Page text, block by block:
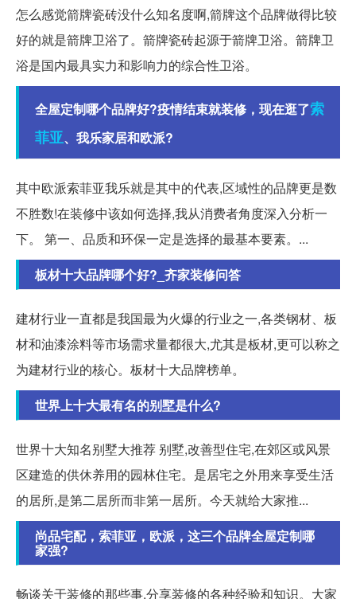
怎么感觉箭牌瓷砖没什么知名度啊,箭牌这个品牌做得比较
好的就是箭牌卫浴了。箭牌瓷砖起源于箭牌卫浴。箭牌卫
浴是国内最具实力和影响力的综合性卫浴。
全屋定制哪个品牌好?疫情结束就装修，现在逛了索
菲亚、我乐家居和欧派?
其中欧派索菲亚我乐就是其中的代表,区域性的品牌更是数
不胜数!在装修中该如何选择,我从消费者角度深入分析一
下。 第一、品质和环保一定是选择的最基本要素。...
板材十大品牌哪个好?_齐家装修问答
建材行业一直都是我国最为火爆的行业之一,各类钢材、板
材和油漆涂料等市场需求量都很大,尤其是板材,更可以称之
为建材行业的核心。板材十大品牌榜单。
世界上十大最有名的别墅是什么?
世界十大知名别墅大推荐 别墅,改善型住宅,在郊区或风景
区建造的供休养用的园林住宅。是居宅之外用来享受生活
的居所,是第二居所而非第一居所。今天就给大家推...
尚品宅配，索菲亚，欧派，这三个品牌全屋定制哪
家强?
畅谈关于装修的那些事,分享装修的各种经验和知识。大家